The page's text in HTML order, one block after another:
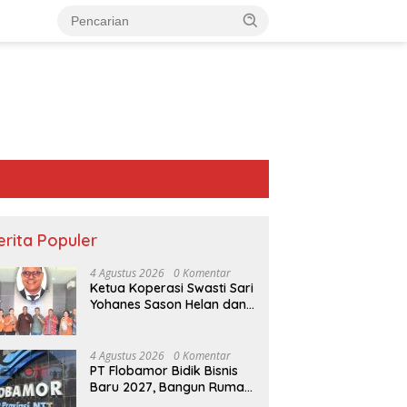
Pertamina Dukung Jamda
Populer
4 Agustus 2026 0 Komentar
Ketua Koperasi Swasti Sari
Yohanes Sason Helan dan
Koperasi Swasti Sari Dan
Semua Karyawan Yang
Menyambut Sukacita
4 Agustus 2026 0 Komentar
PT Flobamor Bidik Bisnis
Baru 2027, Bangun Rumah